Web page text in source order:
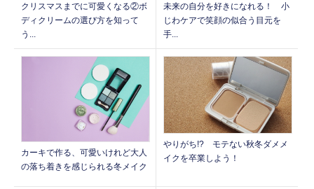
クリスマスまでに可愛くなる②ボ
ディクリームの選び方を知って
う...
未来の自分を好きになれる！ 小
じわケアで笑顔の似合う目元を
手...
カーキで作る、可愛いけれど大人
の落ち着きを感じられる冬メイク
やりがち!? モテない秋冬ダメメ
イクを卒業しよう！